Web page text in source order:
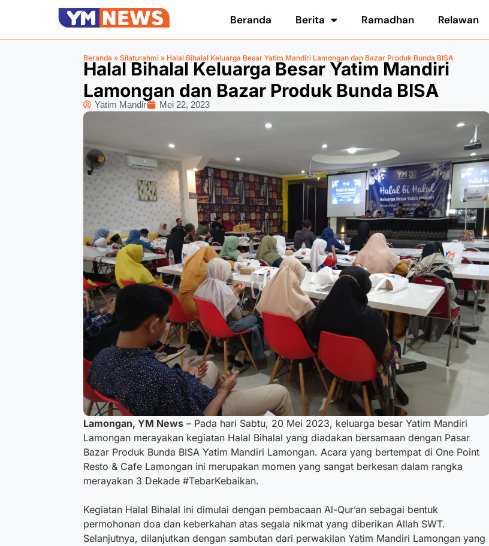
Beranda Berita Ramadhan Relawan
Beranda » Silaturahmi » Halal Bihalal Keluarga Besar Yatim Mandiri Lamongan dan Bazar Produk Bunda BISA
Halal Bihalal Keluarga Besar Yatim Mandiri
Lamongan dan Bazar Produk Bunda BISA
Yatim Mandiri Mei 22, 2023
Lamongan, YM News – Pada hari Sabtu, 20 Mei 2023, keluarga besar Yatim Mandiri
Lamongan merayakan kegiatan Halal Bihalal yang diadakan bersamaan dengan Pasar
Bazar Produk Bunda BISA Yatim Mandiri Lamongan. Acara yang bertempat di One Point
Resto & Cafe Lamongan ini merupakan momen yang sangat berkesan dalam rangka
merayakan 3 Dekade #TebarKebaikan.
Kegiatan Halal Bihalal ini dimulai dengan pembacaan Al-Qur’an sebagai bentuk
permohonan doa dan keberkahan atas segala nikmat yang diberikan Allah SWT.
Selanjutnya, dilanjutkan dengan sambutan dari perwakilan Yatim Mandiri Lamongan yang